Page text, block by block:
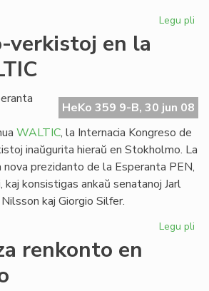
Legu pli
verkistoj en la
HeKo 359 9-B, 30 jun 08
WALTIC, la Internacia Kongreso de
inaŭgurita hieraŭ en Stokholmo. La
prezidanto de la Esperanta PEN,
konsistigas ankaŭ senatanoj Jarl
kaj Giorgio Silfer.
Legu pli
renkonto en